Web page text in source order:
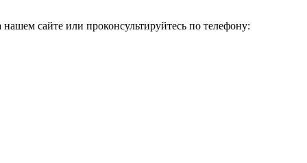
сайте или проконсультируйтесь по телефону: